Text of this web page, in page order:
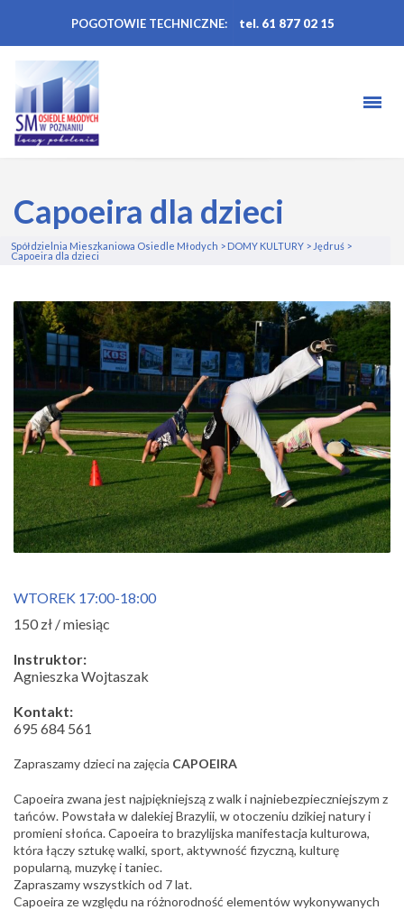
POGOTOWIE TECHNICZNE: tel. 61 877 02 15
Capoeira dla dzieci
Spółdzielnia Mieszkaniowa Osiedle Młodych > DOMY KULTURY > Jędruś >
Capoeira dla dzieci
WTOREK 17:00-18:00
150 zł / miesiąc
Instruktor:
Agnieszka Wojtaszak
Kontakt:
695 684 561
Zapraszamy dzieci na zajęcia CAPOEIRA
Capoeira zwana jest najpiękniejszą z walk i najniebezpieczniejszym z
tańców. Powstała w dalekiej Brazylii, w otoczeniu dzikiej natury i
promieni słońca. Capoeira to brazylijska manifestacja kulturowa,
która łączy sztukę walki, sport, aktywność fizyczną, kulturę
popularną, muzykę i taniec.
Zapraszamy wszystkich od 7 lat.
Capoeira ze względu na różnorodność elementów wykonywanych